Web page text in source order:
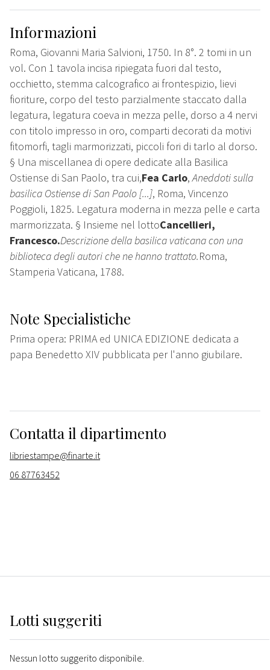
Informazioni
Roma, Giovanni Maria Salvioni, 1750. In 8°. 2 tomi in un
vol. Con 1 tavola incisa ripiegata fuori dal testo,
occhietto, stemma calcografico ai frontespizio, lievi
fioriture, corpo del testo parzialmente staccato dalla
legatura, legatura coeva in mezza pelle, dorso a 4 nervi
con titolo impresso in oro, comparti decorati da motivi
fitomorfi, tagli marmorizzati, piccoli fori di tarlo al dorso.
§ Una miscellanea di opere dedicate alla Basilica
Ostiense di San Paolo, tra cui,Fea Carlo,Aneddoti sulla
basilica Ostiense di San Paolo [...], Roma, Vincenzo
Poggioli, 1825. Legatura moderna in mezza pelle e carta
marmorizzata. § Insieme nel lottoCancellieri,
Francesco.Descrizione della basilica vaticana con una
biblioteca degli autori che ne hanno trattato.Roma,
Stamperia Vaticana, 1788.
Note Specialistiche
Prima opera: PRIMA ed UNICA EDIZIONE dedicata a
papa Benedetto XIV pubblicata per l'anno giubilare.
Contatta il dipartimento
libriestampe@finarte.it
06 87763452
Lotti suggeriti
Nessun lotto suggerito disponibile.